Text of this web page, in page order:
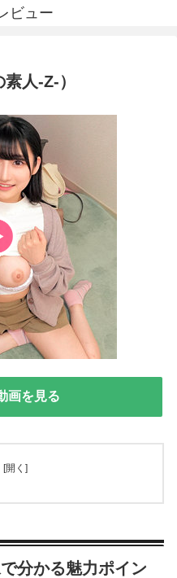
ビュー
人-Z-）
画を見る
分かる魅力ポイン